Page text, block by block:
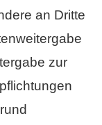
an Dritte
zur